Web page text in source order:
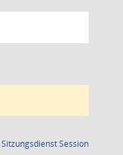
SitzungsdienstSession(Wird in